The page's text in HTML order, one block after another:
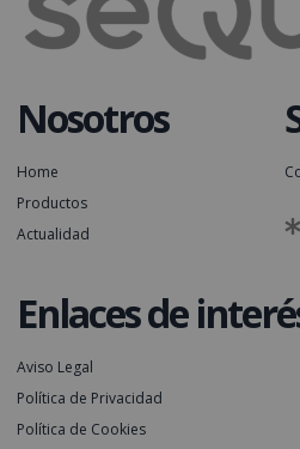
Nosotros
Home
Productos
Actualidad
Enlaces de
Aviso Legal
Política de Privacidad
Política de Cookies